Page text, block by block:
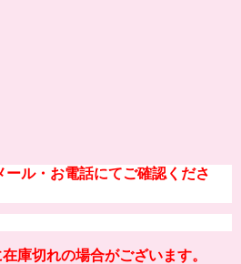
ル・お電話にてご確認くださ
庫切れの場合がございます。